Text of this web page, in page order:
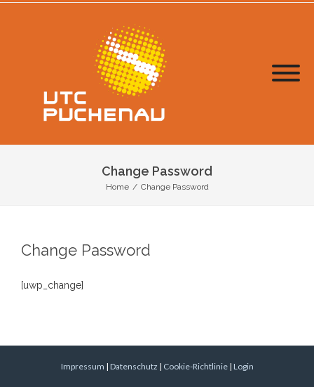
Change Password
Home / Change Password
Change Password
[uwp_change]
Impressum | Datenschutz | Cookie-Richtlinie| Login